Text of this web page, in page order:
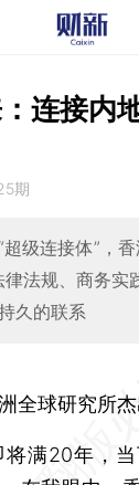
连接内
期
级连接体”，
律法规、商务实
久的联系
球研究所杰
20年，当